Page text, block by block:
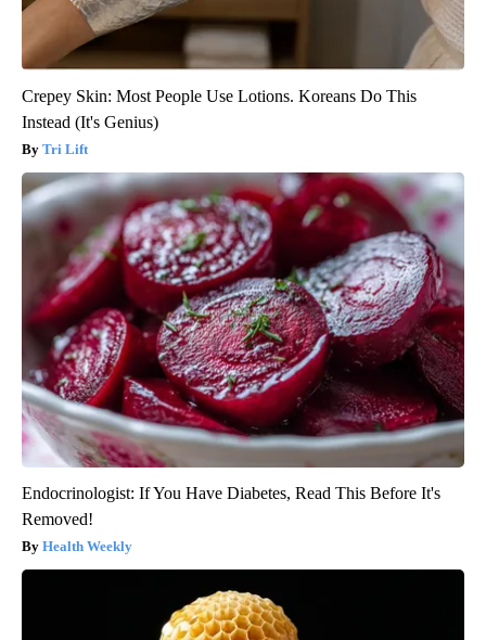
Crepey Skin: Most People Use Lotions. Koreans Do This
Instead (It's Genius)
Tri Lift
Endocrinologist: If You Have Diabetes, Read This Before It's
Removed!
Health Weekly